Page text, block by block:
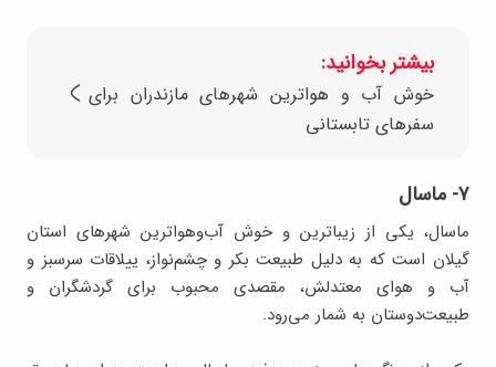
بیشتر بخوانید:
خوش آب و هواترین شهرهای مازندران برای
سفرهای تابستانی
۷- ماسال
ماسال، یکی از زیباترین و خوش آب‌وهواترین شهرهای استان
گیلان است که به دلیل طبیعت بکر و چشم‌نواز، ییلاقات سرسبز و
آب و هوای معتدلش، مقصدی محبوب برای گردشگران و
طبیعت‌دوستان به شمار می‌رود.